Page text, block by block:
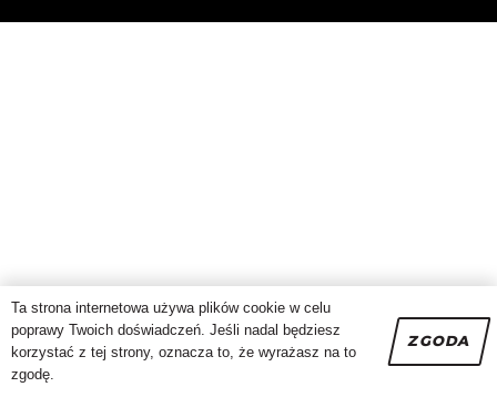
Ta strona internetowa używa plików cookie w celu
poprawy Twoich doświadczeń. Jeśli nadal będziesz
korzystać z tej strony, oznacza to, że wyrażasz na to
zgodę.
ZGODA